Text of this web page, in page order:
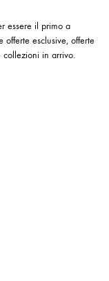
essere il primo a
offerte esclusive, offerte
collezioni in arrivo.